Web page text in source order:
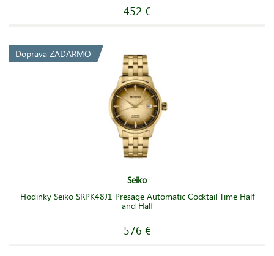
452 €
Doprava ZADARMO
Seiko
Hodinky Seiko SRPK48J1 Presage Automatic Cocktail Time Half
and Half
576 €